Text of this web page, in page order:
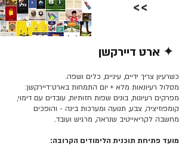
>>
✦ ארט דיירקשן
כשרעיון צריך ידיים, עיניים, כלים ושפה.
מסלול רעיונאות מלא + יום התמחות בארט־דיירקשן:
מפרקים רעיונות, בונים שפות חזותיות, עובדים עם דימוי,
קומפוזיציה, צבע, תנועה ומערכות בינה - והופכים
מחשבה לקריאייטיב שנראה, מרגיש ועובד.
מועד פתיחת תוכנית הלימודים הקרובה: